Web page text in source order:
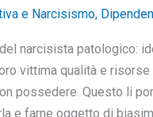
e Narcisismo,
narcisista patologico:
vittima qualità e
possedere. Questo li
e farne oggetto di